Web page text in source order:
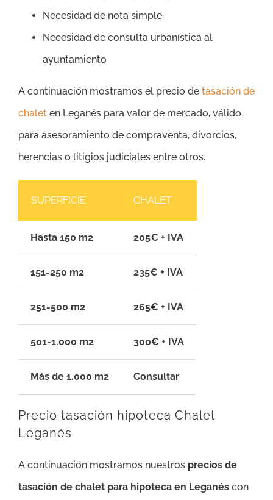
Necesidad de nota simple
Necesidad de consulta urbanística al
ayuntamiento
A continuación mostramos el precio de tasación de
chalet en Leganés para valor de mercado, válido
para asesoramiento de compraventa, divorcios,
herencias o litigios judiciales entre otros.
SUPERFICIE CHALET
Hasta 150 m2 205€ + IVA
151-250 m2 235€ + IVA
251-500 m2 265€ + IVA
501-1.000 m2 300€ + IVA
Más de 1.000 m2 Consultar
Precio tasación hipoteca Chalet
Leganés
A continuación mostramos nuestros precios de
tasación de chalet para hipoteca en Leganés con